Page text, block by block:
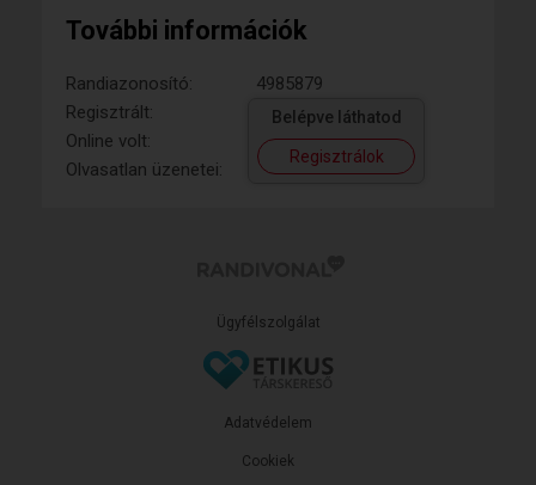
További információk
Randiazonosító:
4985879
Regisztrált:
Online volt:
Olvasatlan üzenetei:
Belépve láthatod
Regisztrálok
Ügyfélszolgálat
Adatvédelem
Cookiek